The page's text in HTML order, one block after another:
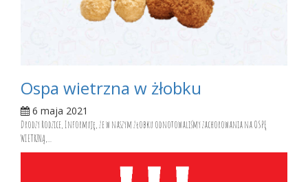
Ospa wietrzna w żłobku
6 maja 2021
Drodzy Rodzice, Informuję, że w naszym żłobku odnotowaliśmy zachorowania na OSPĘ
WIETRZNĄ,...